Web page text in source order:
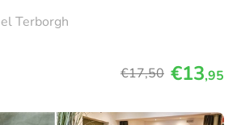
Terborgh
€17,50 €13,95